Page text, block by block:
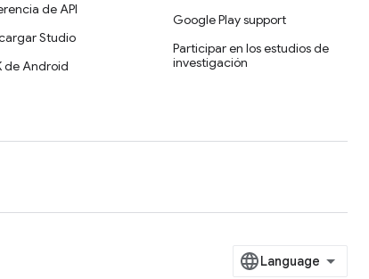
de API
Studio
de Android
Google Play support
Participar en los estudios de
investigación